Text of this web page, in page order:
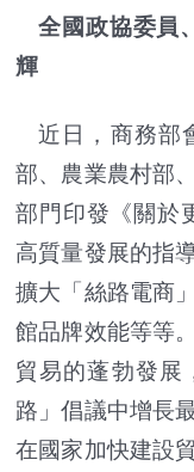
全國政協委員
輝
近日，商務部
部、農業農村部
部門印發《關於
高質量發展的指
擴大「絲路電商
館品牌效能等等
貿易的蓬勃發展
路」倡議中增長
在國家加快建設